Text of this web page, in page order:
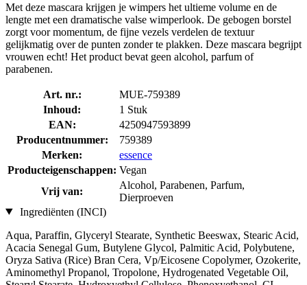
Met deze mascara krijgen je wimpers het ultieme volume en de
lengte met een dramatische valse wimperlook. De gebogen borstel
zorgt voor momentum, de fijne vezels verdelen de textuur
gelijkmatig over de punten zonder te plakken. Deze mascara begrijpt
vrouwen echt! Het product bevat geen alcohol, parfum of
parabenen.
Art. nr.:
MUE-759389
Inhoud:
1 Stuk
EAN:
4250947593899
Producentnummer:
759389
Merken:
essence
Producteigenschappen: Vegan
Vrij van:
Alcohol, Parabenen, Parfum,
Dierproeven
Ingrediënten (INCI)
Aqua, Paraffin, Glyceryl Stearate, Synthetic Beeswax, Stearic Acid,
Acacia Senegal Gum, Butylene Glycol, Palmitic Acid, Polybutene,
Oryza Sativa (Rice) Bran Cera, Vp/Eicosene Copolymer, Ozokerite,
Aminomethyl Propanol, Tropolone, Hydrogenated Vegetable Oil,